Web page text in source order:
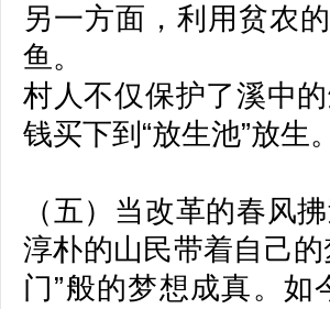
另一方面，利用贫农
鱼。
村人不仅保护了溪中
钱买下到“放生池”放
（五）当改革的春风
淳朴的山民带着自己
门”般的梦想成真。